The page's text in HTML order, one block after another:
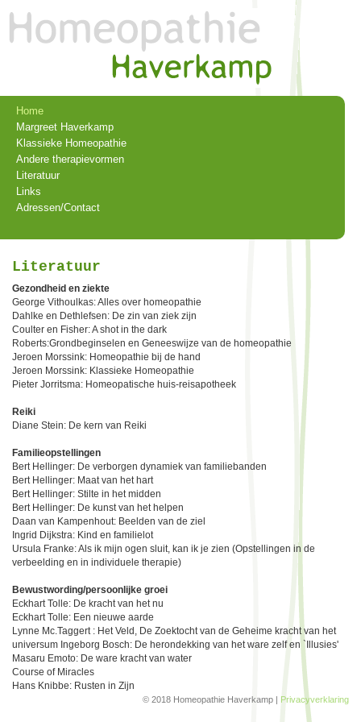
Home
Margreet Haverkamp
Klassieke Homeopathie
Andere therapievormen
Literatuur
Links
Adressen/Contact
Literatuur
Gezondheid en ziekte
George Vithoulkas: Alles over homeopathie
Dahlke en Dethlefsen: De zin van ziek zijn
Coulter en Fisher: A shot in the dark
Roberts:Grondbeginselen en Geneeswijze van de homeopathie
Jeroen Morssink: Homeopathie bij de hand
Jeroen Morssink: Klassieke Homeopathie
Pieter Jorritsma: Homeopatische huis-reisapotheek
Reiki
Diane Stein: De kern van Reiki
Familieopstellingen
Bert Hellinger: De verborgen dynamiek van familiebanden
Bert Hellinger: Maat van het hart
Bert Hellinger: Stilte in het midden
Bert Hellinger: De kunst van het helpen
Daan van Kampenhout: Beelden van de ziel
Ingrid Dijkstra: Kind en familielot
Ursula Franke: Als ik mijn ogen sluit, kan ik je zien (Opstellingen in de
verbeelding en in individuele therapie)
Bewustwording/persoonlijke groei
Eckhart Tolle: De kracht van het nu
Eckhart Tolle: Een nieuwe aarde
Lynne Mc.Taggert : Het Veld, De Zoektocht van de Geheime kracht van het
universum Ingeborg Bosch: De herondekking van het ware zelf en `Illusies'
Masaru Emoto: De ware kracht van water
Course of Miracles
Hans Knibbe: Rusten in Zijn
© 2018 Homeopathie Haverkamp | Privacyverklaring